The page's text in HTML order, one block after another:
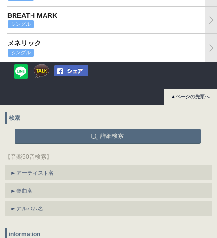
BREATH MARK
シングル
メネリック
シングル
▲ページの先頭へ
検索
詳細検索
【音楽50音検索】
アーティスト名
楽曲名
アルバム名
information